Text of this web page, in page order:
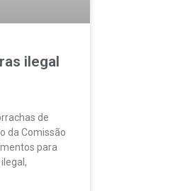
ilegal
de
da Comissão
para